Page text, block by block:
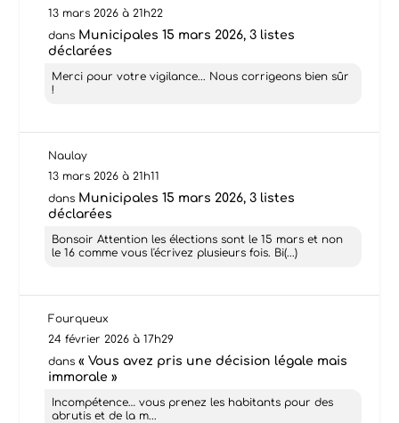
13 mars 2026 à 21h22
dans Municipales 15 mars 2026, 3 listes
déclarées
Merci pour votre vigilance... Nous corrigeons bien sûr
!
Naulay
13 mars 2026 à 21h11
dans Municipales 15 mars 2026, 3 listes
déclarées
Bonsoir Attention les élections sont le 15 mars et non
le 16 comme vous l'écrivez plusieurs fois. Bi(...)
Fourqueux
24 février 2026 à 17h29
dans« Vous avez pris une décision légale mais
immorale »
Incompétence… vous prenez les habitants pour des
abrutis et de la m...